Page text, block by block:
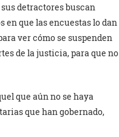
detractores buscan
en que las encuestas lo dan
ver cómo se suspenden
de la justicia, para que no
que aún no se haya
que han gobernado,